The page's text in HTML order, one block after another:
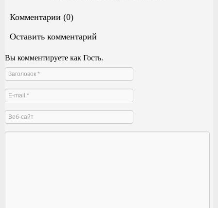
Комментарии (0)
Оставить комментарий
Вы комментируете как Гость.